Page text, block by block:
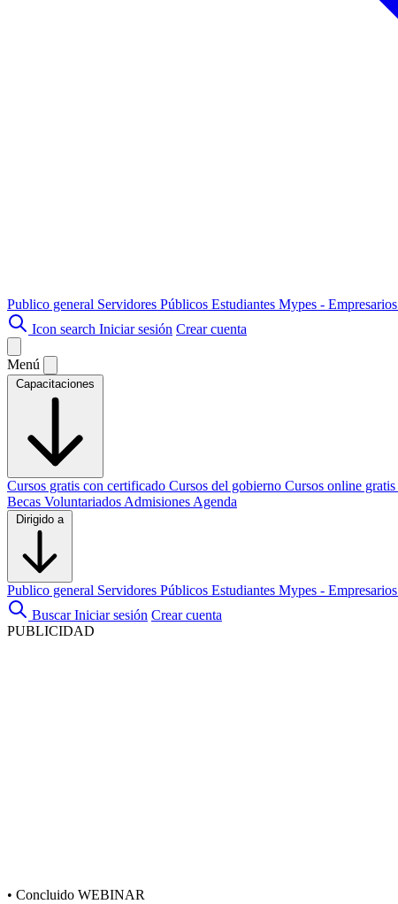
Publico general Servidores Públicos Estudiantes Mypes - Empresarios
Icon search Iniciar sesión Crear cuenta
Menú
Capacitaciones
Cursos gratis con certificado Cursos del gobierno Cursos online gratis
Becas Voluntariados Admisiones Agenda
Dirigido a
Publico general Servidores Públicos Estudiantes Mypes - Empresarios
Buscar Iniciar sesión Crear cuenta
PUBLICIDAD
• Concluido WEBINAR